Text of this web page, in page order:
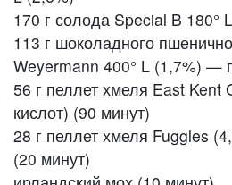
170 г солода Special B 180°
113 г шоколадного
Weyermann 400° L (1,7%) —
56 г пеллет хмеля East Kent
кислот) (90 минут)
28 г пеллет хмеля Fuggles
(20 минут)